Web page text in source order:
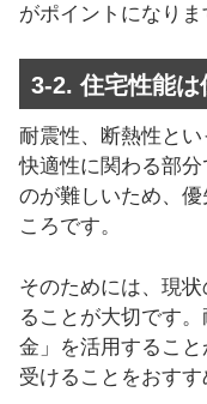
がポイントになりま
3-2. 住宅性能は
耐震性、断熱性と
快適性に関わる部
のが難しいため、
ころです。
そのためには、現
ることが大切です
金」を活用するこ
受けることをおすす